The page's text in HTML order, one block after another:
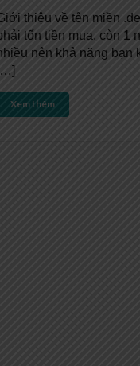
thiệu về tên miền
tốn tiền mua, còn 1
nên khả năng bạn
Xem thêm